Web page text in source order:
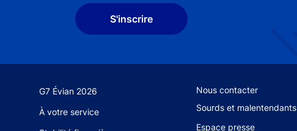
S'inscrire
G7 Évian 2026
À votre service
Footer secondary menu
Nous contacter
Sourds et malentendants
Espace presse